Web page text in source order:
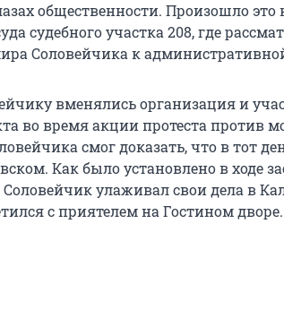
общественности. Произошло это
судебного участка 208, где
Соловейчика к
вменялись организация и
во время акции протеста против
смог доказать, что в тот
Как было установлено в ходе
Соловейчик улаживал свои дела в
с приятелем на Гостином дворе.